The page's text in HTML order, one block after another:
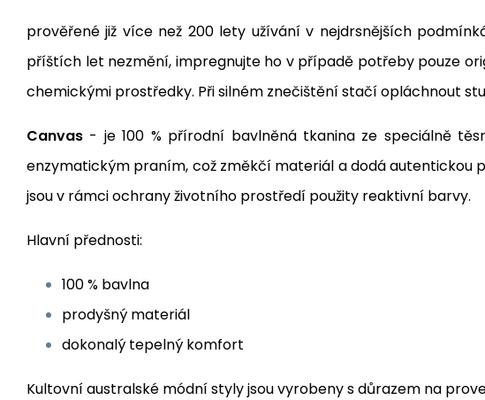
prověřené již více než 200 lety užívání v nejdrsnějších
příštích let nezmění, impregnujte ho v případě potřeby pouze
chemickými prostředky. Při silném znečištění stačí opláchnout
Canvas - je 100 % přírodní bavlněná tkanina ze speciálně
enzymatickým praním, což změkčí materiál a dodá autentickou
jsou v rámci ochrany životního prostředí použity reaktivní barvy.
Hlavní přednosti:
100 % bavlna
prodyšný materiál
dokonalý tepelný komfort
Kultovní australské módní styly jsou vyrobeny s důrazem na